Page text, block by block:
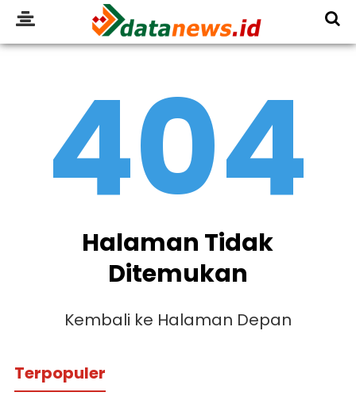
404
Halaman Tidak
Ditemukan
Kembali ke Halaman Depan
Terpopuler